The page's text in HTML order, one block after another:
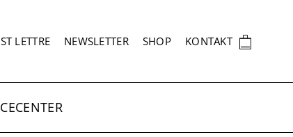
LETTRE NEWSLETTER SHOP KONTAKT 🛍